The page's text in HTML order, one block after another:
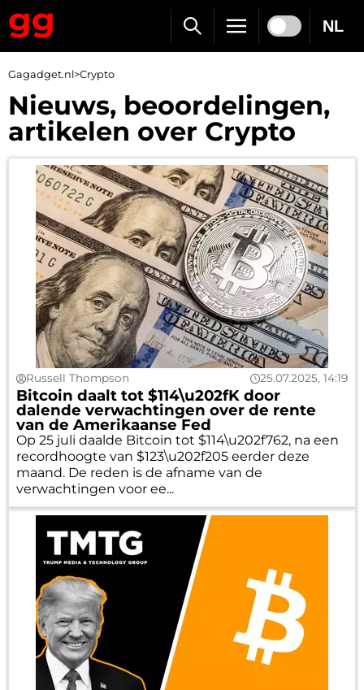
NL
Gagadget.nl>Crypto
Nieuws, beoordelingen,
artikelen over Crypto
Russell Thompson 25.07.2025, 14:19
Bitcoin daalt tot $114\u202fK door
dalende verwachtingen over de rente
van de Amerikaanse Fed
Op 25 juli daalde Bitcoin tot $114\u202f762, na een
recordhoogte van $123\u202f205 eerder deze
maand. De reden is de afname van de
verwachtingen voor ee...